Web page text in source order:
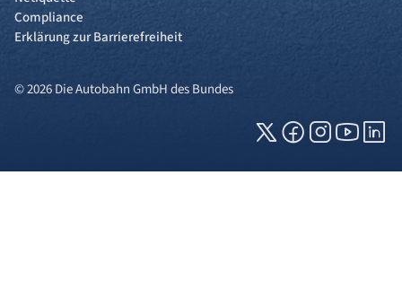
Compliance
Erklärung zur Barrierefreiheit
© 2026 Die Autobahn GmbH des Bundes